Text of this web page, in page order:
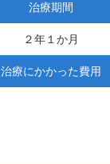
治療期間
２年１か月
治療にかかった費用